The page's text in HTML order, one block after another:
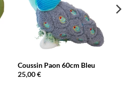
Coussin Paon 60cm Bleu
25,00€